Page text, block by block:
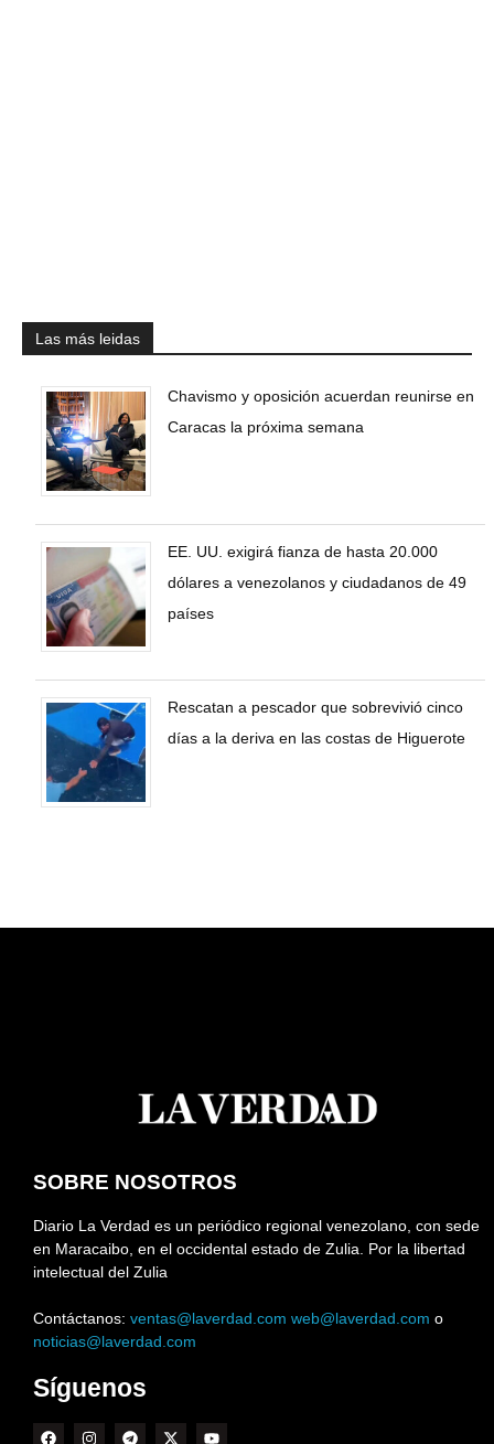
Las más leidas
Chavismo y oposición acuerdan reunirse en
Caracas la próxima semana
EE. UU. exigirá fianza de hasta 20.000
dólares a venezolanos y ciudadanos de 49
países
Rescatan a pescador que sobrevivió cinco
días a la deriva en las costas de Higuerote
SOBRE NOSOTROS
Diario La Verdad es un periódico regional venezolano, con sede
en Maracaibo, en el occidental estado de Zulia. Por la libertad
intelectual del Zulia
Contáctanos: ventas@laverdad.com web@laverdad.com o
noticias@laverdad.com
Síguenos